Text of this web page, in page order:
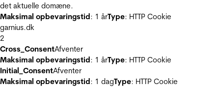
det aktuelle domæne.
Maksimal opbevaringstid: 1 årType: HTTP Cookie
garnius.dk
2
Cross_ConsentAfventer
Maksimal opbevaringstid: 1 årType: HTTP Cookie
Initial_ConsentAfventer
Maksimal opbevaringstid: 1 dagType: HTTP Cookie